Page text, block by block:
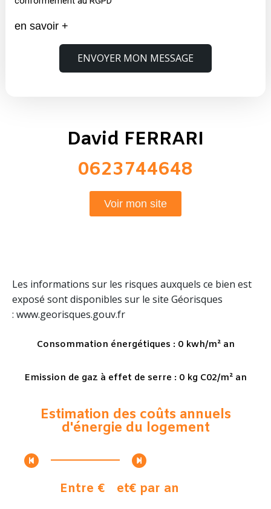
en savoir +
ENVOYER MON MESSAGE
David FERRARI
0623744648
Voir mon site
Les informations sur les risques auxquels ce bien est
exposé sont disponibles sur le site Géorisques
: www.georisques.gouv.fr
Consommation énergétiques : 0 kwh/m² an
Emission de gaz à effet de serre : 0 kg C02/m² an
Estimation des coûts annuels
d'énergie du logement
Entre € et€ par an